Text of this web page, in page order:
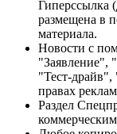
Гиперссылка
размещена в
материала.
Новости с
"Заявление",
"Тест-
правах
Раздел